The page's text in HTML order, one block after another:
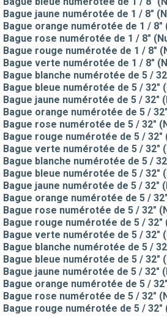
Bague jaune numérotée de 1 / 8"
Bague orange numérotée de 1 / 8"
Bague rose numérotée de 1 / 8"
Bague rouge numérotée de 1 / 8"
Bague verte numérotée de 1 / 8"
Bague blanche numérotée de 5 /
Bague bleue numérotée de 5 / 32"
Bague jaune numérotée de 5 / 32"
Bague orange numérotée de 5 /
Bague rose numérotée de 5 / 32"
Bague rouge numérotée de 5 / 32"
Bague verte numérotée de 5 / 32"
Bague blanche numérotée de 5 /
Bague bleue numérotée de 5 / 32"
Bague jaune numérotée de 5 / 32"
Bague orange numérotée de 5 /
Bague rose numérotée de 5 / 32"
Bague rouge numérotée de 5 / 32"
Bague verte numérotée de 5 / 32"
Bague blanche numérotée de 5 /
Bague bleue numérotée de 5 / 32"
Bague jaune numérotée de 5 / 32"
Bague orange numérotée de 5 /
Bague rose numérotée de 5 / 32"
Bague rouge numérotée de 5 / 32"